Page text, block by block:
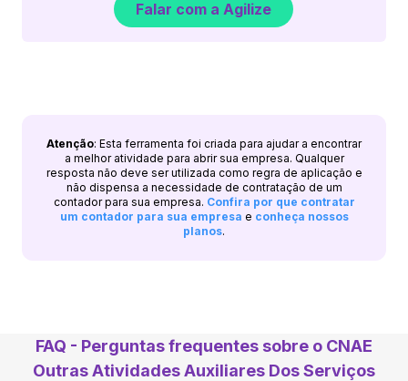
Falar com a Agilize
Atenção: Esta ferramenta foi criada para ajudar a encontrar
a melhor atividade para abrir sua empresa. Qualquer
resposta não deve ser utilizada como regra de aplicação e
não dispensa a necessidade de contratação de um
contador para sua empresa. Confira por que contratar
um contador para sua empresa e conheça nossos
planos.
FAQ - Perguntas frequentes sobre o CNAE
Outras Atividades Auxiliares Dos Serviços